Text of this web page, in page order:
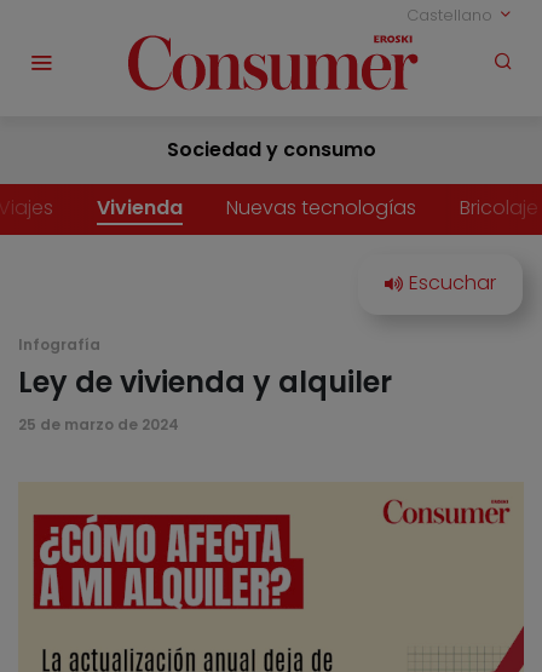
Castellano
Sociedad y consumo
Vivienda Nuevas tecnologías Bricolaje
Infografía
Ley de vivienda y alquiler
25 de marzo de 2024